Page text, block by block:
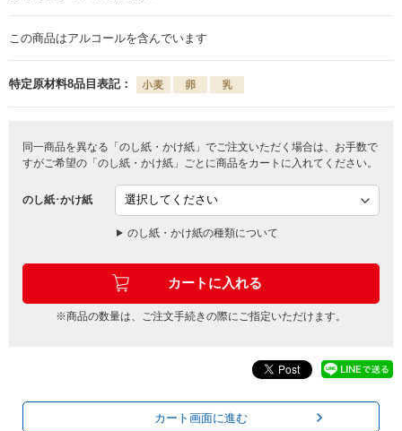
この商品はアルコールを含んでいます
特定原材料8品目表記：
同一商品を異なる「のし紙・かけ紙」でご注文いただく場合は、お手数で
すがご希望の「のし紙・かけ紙」ごとに商品をカートに入れてください。
のし紙･かけ紙
のし紙・かけ紙の種類について
※商品の数量は、ご注文手続きの際にご指定いただけます。
カート画面に進む